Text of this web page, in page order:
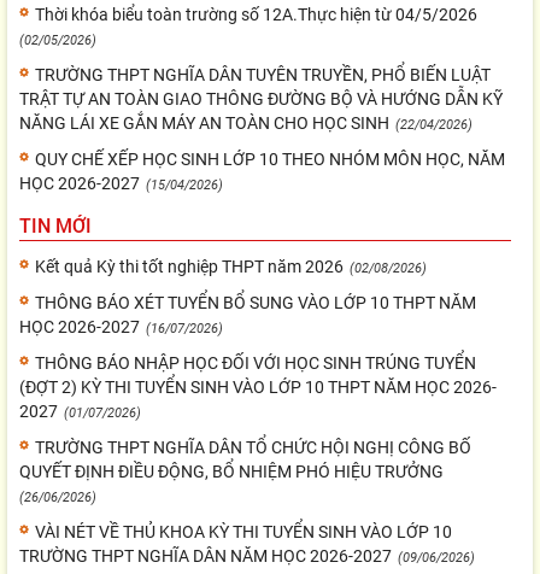
Thời khóa biểu toàn trường số 12A.Thực hiện từ 04/5/2026
(02/05/2026)
TRƯỜNG THPT NGHĨA DÂN TUYÊN TRUYỀN, PHỔ BIẾN LUẬT
TRẬT TỰ AN TOÀN GIAO THÔNG ĐƯỜNG BỘ VÀ HƯỚNG DẪN KỸ
NĂNG LÁI XE GẮN MÁY AN TOÀN CHO HỌC SINH (22/04/2026)
QUY CHẾ XẾP HỌC SINH LỚP 10 THEO NHÓM MÔN HỌC, NĂM
HỌC 2026-2027 (15/04/2026)
TIN MỚI
Kết quả Kỳ thi tốt nghiệp THPT năm 2026 (02/08/2026)
THÔNG BÁO XÉT TUYỂN BỔ SUNG VÀO LỚP 10 THPT NĂM
HỌC 2026-2027 (16/07/2026)
THÔNG BÁO NHẬP HỌC ĐỐI VỚI HỌC SINH TRÚNG TUYỂN
(ĐỢT 2) KỲ THI TUYỂN SINH VÀO LỚP 10 THPT NĂM HỌC 2026-
2027 (01/07/2026)
TRƯỜNG THPT NGHĨA DÂN TỔ CHỨC HỘI NGHỊ CÔNG BỐ
QUYẾT ĐỊNH ĐIỀU ĐỘNG, BỔ NHIỆM PHÓ HIỆU TRƯỞNG
(26/06/2026)
VÀI NÉT VỀ THỦ KHOA KỲ THI TUYỂN SINH VÀO LỚP 10
TRƯỜNG THPT NGHĨA DÂN NĂM HỌC 2026-2027 (09/06/2026)